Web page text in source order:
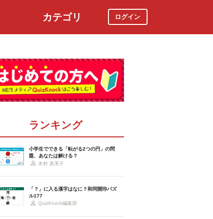
カテゴリ ログイン
ランキング
小学生でできる「転がる2つの円」の問
題、あなたは解ける？
木村 真実子
「？」に入る漢字はなに？和同開珎パズ
ル177
QuizKnock編集部